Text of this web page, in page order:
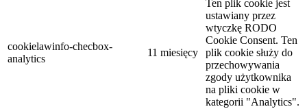
cookielawinfo-checbox-
analytics
11 miesięcy
Ten plik cookie jest
ustawiany przez
wtyczkę RODO
Cookie Consent. Ten
plik cookie służy do
przechowywania
zgody użytkownika
na pliki cookie w
kategorii "Analytics".